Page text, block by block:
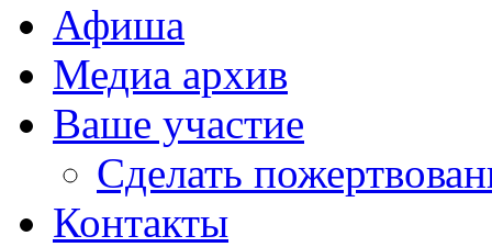
Афиша
Медиа архив
Ваше участие
Сделать
Контакты